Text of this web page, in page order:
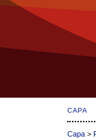
CAPA
Capa >